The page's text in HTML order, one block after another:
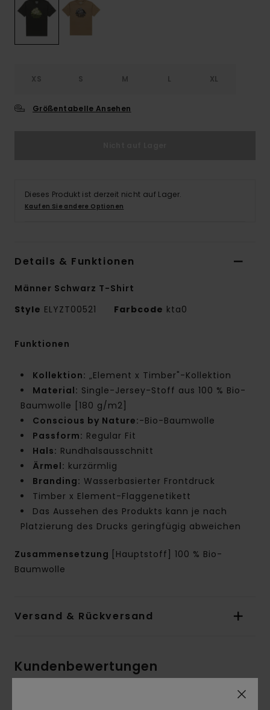
XS S M L XL
Größentabelle Ansehen
Dieses Produkt ist derzeit nicht auf Lager.
Kaufen Sie andere Optionen
Details & Funktionen
Männer Schwarz T-Shirt
Style ELYZT00521 Farbcode kta0
Funktionen
Kollektion: „Element x Timber"-Kollektion
Material: Single-Jersey-Stoff aus 100 % Bio-
Baumwolle [180 g/m2]
Conscious by Nature:-Bio-Baumwolle
Passform: Regular Fit
Hals: Rundhalsausschnitt
Ärmel: kurzärmlig
Branding: Wasserbasierter Frontdruck
Timber x Element-Flaggenetikett
Das Aussehen des Produkts kann je nach
Platzierung des Drucks geringfügig abweichen
Zusammensetzung
[Hauptstoff] 100 % Bio-
Baumwolle
Versand & Rückversand
Kundenbewertungen